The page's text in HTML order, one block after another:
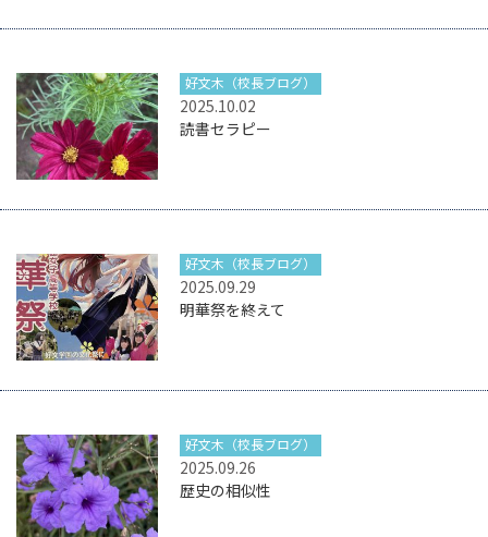
2025.10.02
好文木（校長ブログ）
読書セラピー
2025.09.29
好文木（校長ブログ）
明華祭を終えて
2025.09.26
好文木（校長ブログ）
歴史の相似性